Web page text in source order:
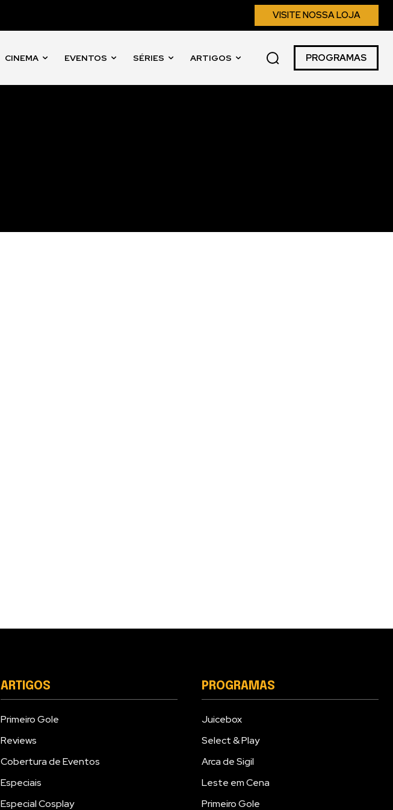
VISITE NOSSA LOJA
CINEMA EVENTOS SÉRIES ARTIGOS PROGRAMAS
ARTIGOS
Primeiro Gole
Reviews
Cobertura de Eventos
Especiais
Especial Cosplay
PROGRAMAS
Juicebox
Select & Play
Arca de Sigil
Leste em Cena
Primeiro Gole